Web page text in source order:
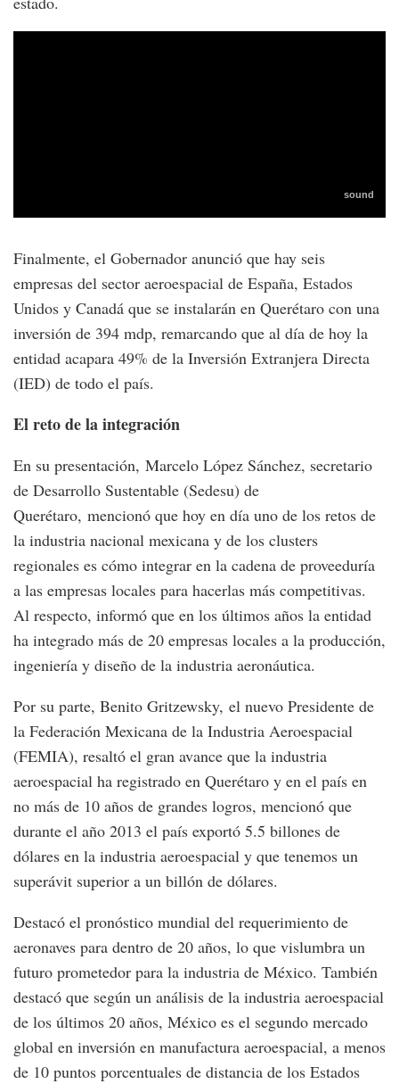
Finalmente, el Gobernador anunció que hay seis
empresas del sector aeroespacial de España, Estados
Unidos y Canadá que se instalarán en Querétaro con una
inversión de 394 mdp, remarcando que al día de hoy la
entidad acapara 49% de la Inversión Extranjera Directa
(IED) de todo el país.
El reto de la integración
En su presentación, Marcelo López Sánchez, secretario
de Desarrollo Sustentable (Sedesu) de
Querétaro, mencionó que hoy en día uno de los retos de
la industria nacional mexicana y de los clusters
regionales es cómo integrar en la cadena de proveeduría
a las empresas locales para hacerlas más competitivas.
Al respecto, informó que en los últimos años la entidad
ha integrado más de 20 empresas locales a la producción,
ingeniería y diseño de la industria aeronáutica.
Por su parte, Benito Gritzewsky, el nuevo Presidente de
la Federación Mexicana de la Industria Aeroespacial
(FEMIA), resaltó el gran avance que la industria
aeroespacial ha registrado en Querétaro y en el país en
no más de 10 años de grandes logros, mencionó que
durante el año 2013 el país exportó 5.5 billones de
dólares en la industria aeroespacial y que tenemos un
superávit superior a un billón de dólares.
Destacó el pronóstico mundial del requerimiento de
aeronaves para dentro de 20 años, lo que vislumbra un
futuro prometedor para la industria de México. También
destacó que según un análisis de la industria aeroespacial
de los últimos 20 años, México es el segundo mercado
global en inversión en manufactura aeroespacial, a menos
de 10 puntos porcentuales de distancia de los Estados